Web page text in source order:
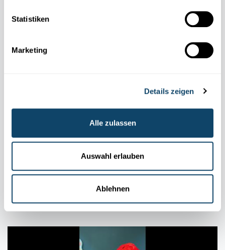
Statistiken
Marketing
Details zeigen
Alle zulassen
Auswahl erlauben
Ablehnen
ENERGIE DER SONNE
Welcher Luftballon platzt schneller in der
FNR